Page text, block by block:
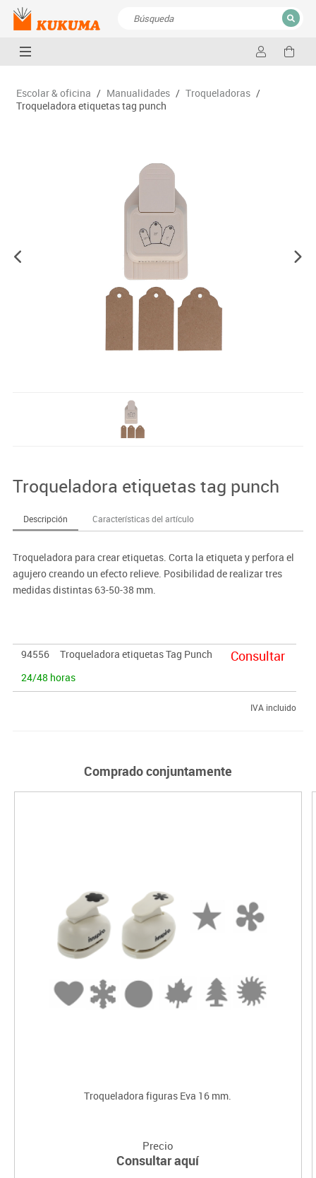
CERRAR
Escolar & oficina / Manualidades / Troqueladoras /
Troqueladora etiquetas tag punch
Troqueladora etiquetas tag punch
Descripción Características del artículo
Troqueladora para crear etiquetas. Corta la etiqueta y perfora el
agujero creando un efecto relieve. Posibilidad de realizar tres
medidas distintas 63-50-38 mm.
94556
Troqueladora etiquetas Tag Punch
24/48 horas
Consultar
IVA incluido
Comprado conjuntamente
Troqueladora figuras Eva 16 mm.
Precio
Consultar aquí